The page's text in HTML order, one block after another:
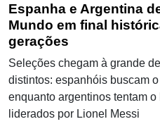
Espanha e Argentina
Mundo em final
gerações
Seleções chegam à grande
distintos: espanhóis buscam
enquanto argentinos tentam
liderados por Lionel Messi